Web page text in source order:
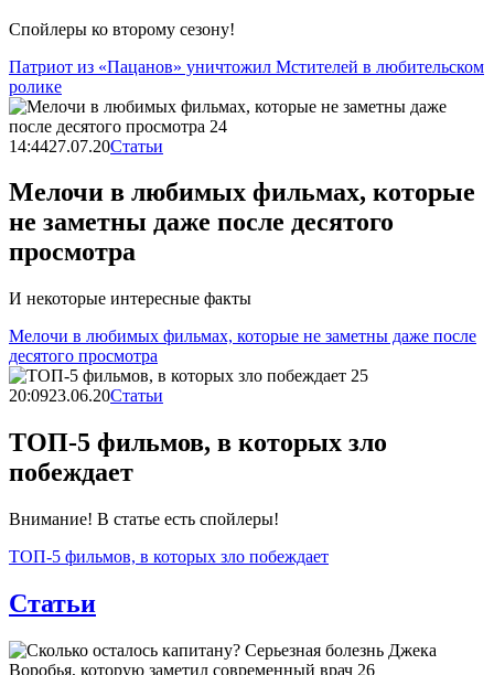
Спойлеры ко второму сезону!
Патриот из «Пацанов» уничтожил Мстителей в любительском
ролике
14:4427.07.20Статьи
Мелочи в любимых фильмах, которые
не заметны даже после десятого
просмотра
И некоторые интересные факты
Мелочи в любимых фильмах, которые не заметны даже после
десятого просмотра
20:0923.06.20Статьи
ТОП-5 фильмов, в которых зло
побеждает
Внимание! В статье есть спойлеры!
ТОП-5 фильмов, в которых зло побеждает
Статьи